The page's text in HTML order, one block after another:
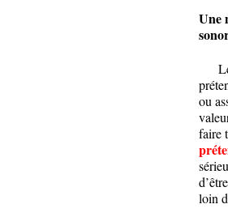
Une
Le
ou
faire
loin